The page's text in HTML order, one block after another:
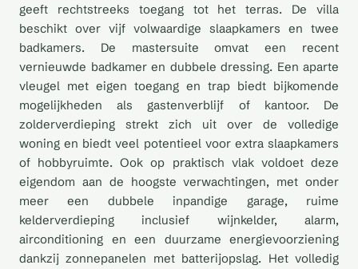
geeft rechtstreeks toegang tot het terras. De villa
beschikt over vijf volwaardige slaapkamers en twee
badkamers. De mastersuite omvat een recent
vernieuwde badkamer en dubbele dressing. Een aparte
vleugel met eigen toegang en trap biedt bijkomende
mogelijkheden als gastenverblijf of kantoor. De
zolderverdieping strekt zich uit over de volledige
woning en biedt veel potentieel voor extra slaapkamers
of hobbyruimte. Ook op praktisch vlak voldoet deze
eigendom aan de hoogste verwachtingen, met onder
meer een dubbele inpandige garage, ruime
kelderverdieping inclusief wijnkelder, alarm,
airconditioning en een duurzame energievoorziening
dankzij zonnepanelen met batterijopslag. Het volledig